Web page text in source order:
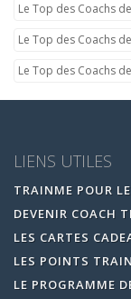
Le Top des Coachs
Le Top des Coachs
Le Top des Coachs
LIENS UTILES
TRAINME POUR
DEVENIR COACH
LES CARTES
LES POINTS
LE PROGRAMME